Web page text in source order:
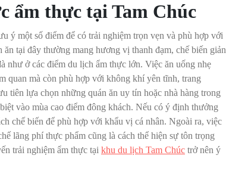
ẩm thực tại Tam Chúc
ý một số điểm để có trải nghiệm trọn vẹn và phù hợp với
tại đây thường mang hương vị thanh đạm, chế biến giản
như ở các điểm du lịch ẩm thực lớn. Việc ăn uống nhẹ
quan mà còn phù hợp với không khí yên tĩnh, trang
tiên lựa chọn những quán ăn uy tín hoặc nhà hàng trong
vào mùa cao điểm đông khách. Nếu có ý định thưởng
chế biến để phù hợp với khẩu vị cá nhân. Ngoài ra, việc
lãng phí thực phẩm cũng là cách thể hiện sự tôn trọng
trải nghiệm ẩm thực tại khu du lịch Tam Chúc trở nên ý